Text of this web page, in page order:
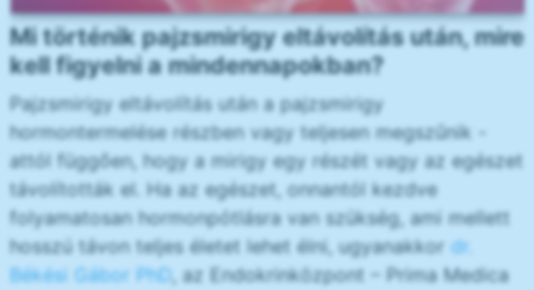
Mi történik pajzsmirigy eltávolítás után, mire
kell figyelni a mindennapokban?
Pajzsmirigy eltávolítás után a pajzsmirigy
hormontermelése részben vagy teljesen megszűnik -
attól függően, hogy a mirigy egy részét vagy az egészet
távolították el. Ha az egészet, onnantól kezdve
folyamatosan hormonpótlásra van szükség, ami mellett
hosszú távon teljes életet lehet élni, ugyanakkor dr.
Békési Gábor PhD
, az Endokrinközpont – Prima Medica